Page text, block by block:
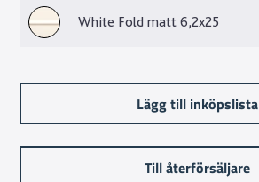
White Fold matt 6,2x25
Lägg till inköpslista
Till återförsäljare